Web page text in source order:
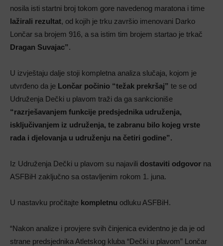
nosila isti startni broj tokom gore navedenog maratona i time
lažirali rezultat, od kojih je trku završio imenovani Darko
Lončar sa brojem 916, a sa istim tim brojem startao je trkač
Dragan Suvajac”.
U izvještaju dalje stoji kompletna analiza slučaja, kojom je
utvrđeno da je Lončar počinio “težak prekršaj” te se od
Udruženja Dečki u plavom traži da ga sankcioniše
“razrješavanjem funkcije predsjednika udruženja,
isključivanjem iz udruženja, te zabranu bilo kojeg vrste
rada i djelovanja u udruženju na četiri godine”.
Iz Udruženja Dečki u plavom su najavili dostaviti odgovor na
ASFBiH zaključno sa ostavljenim rokom 1. juna.
U nastavku pročitajte kompletnu odluku ASFBiH.
“Nakon analize i provjere svih činjenica evidentno je da je od
strane predsjednika Atletskog kluba “Dečki u plavom” Lončar